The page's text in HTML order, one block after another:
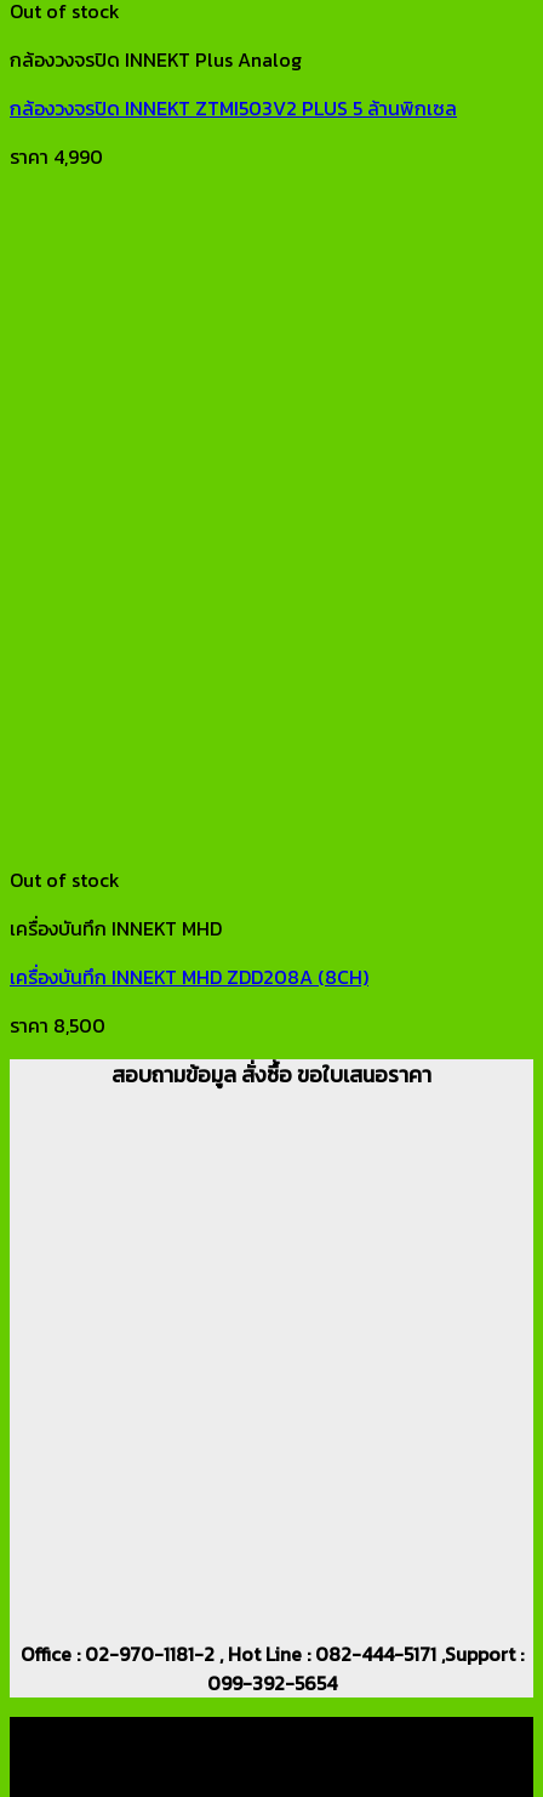
Out of stock
กล้องวงจรปิด INNEKT Plus Analog
กล้องวงจรปิด INNEKT ZTMI503V2 PLUS 5 ล้านพิกเซล
ราคา 4,990
Out of stock
เครื่องบันทึก INNEKT MHD
เครื่องบันทึก INNEKT MHD ZDD208A (8CH)
ราคา 8,500
สอบถามข้อมูล สั่งซื้อ ขอใบเสนอราคา
Office : 02-970-1181-2 , Hot Line : 082-444-5171 ,Support :
099-392-5654